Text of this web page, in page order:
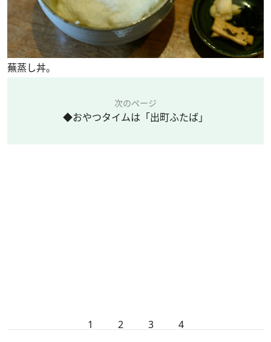
蕪蒸し丼。
次のページ
◆おやつタイムは「出町ふたば」
1 2 3 4